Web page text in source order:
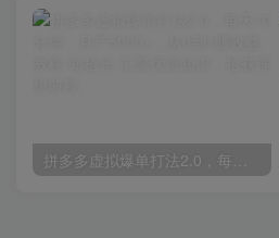
拼多多虚拟爆单打法2.0，每天10分钟，月产5000+，从0到1赚收益教程